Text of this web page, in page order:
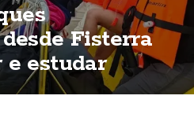
Fisterra
e estudar